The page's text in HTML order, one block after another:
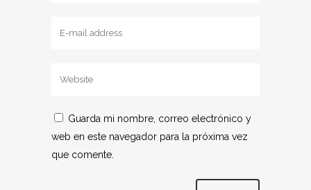
Guarda mi nombre, correo electrónico y
web en este navegador para la próxima vez
que comente.